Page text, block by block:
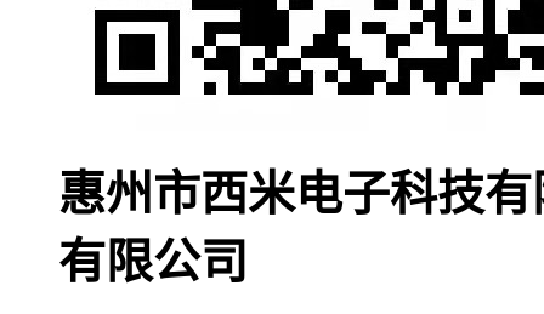
惠州市西米电子科技
有限公司